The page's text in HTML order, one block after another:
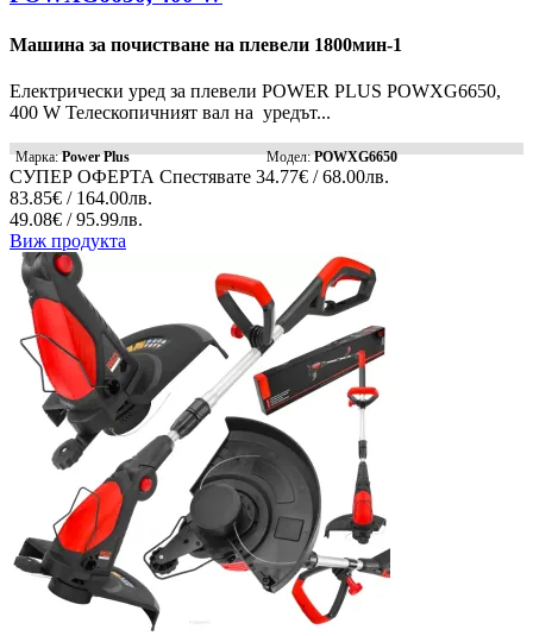
Машина за почистване на плевели 1800мин-1
Електрически уред за плевели POWER PLUS POWXG6650,
400 W Телескопичният вал на уредът...
Марка:Power Plus Модел:POWXG6650
СУПЕР ОФЕРТА Спестявате 34.77€ / 68.00лв.
83.85€ / 164.00лв.
49.08€ / 95.99лв.
Виж продукта